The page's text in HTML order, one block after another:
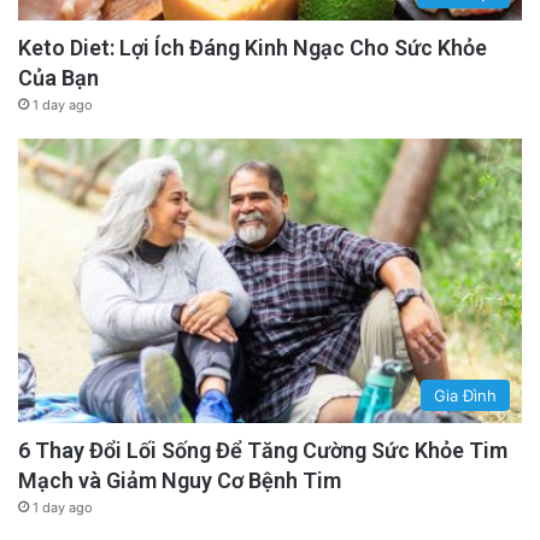
advertisement
6-Họ lo lắng về mặt xã hội
Keto Diet: Lợi Ích Đáng Kinh Ngạc Cho Sức Khỏe
Của Bạn
1 day ago
Gia Đình
6 Thay Đổi Lối Sống Để Tăng Cường Sức Khỏe Tim
Mạch và Giảm Nguy Cơ Bệnh Tim
1 day ago